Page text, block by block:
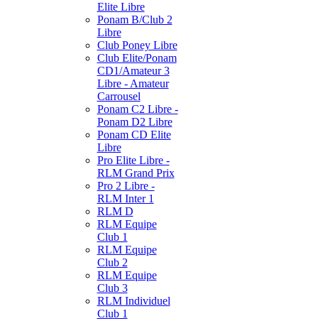
Elite Libre
Ponam B/Club 2
Libre
Club Poney Libre
Club Elite/Ponam
CD1/Amateur 3
Libre - Amateur
Carrousel
Ponam C2 Libre -
Ponam D2 Libre
Ponam CD Elite
Libre
Pro Elite Libre -
RLM Grand Prix
Pro 2 Libre -
RLM Inter 1
RLM D
RLM Equipe
Club 1
RLM Equipe
Club 2
RLM Equipe
Club 3
RLM Individuel
Club 1